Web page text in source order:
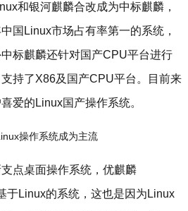
和银河麒麟合改成为中标麒麟，
国Linux市场占有率第一的系统，
标麒麟还针对国产CPU平台进行
持了X86及国产CPU平台。目前来
爱的Linux国产操作系统。
点桌面操作系统，优麒麟
于Linux的系统，这也是因为Linux